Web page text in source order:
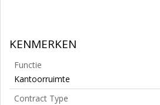
KENMERKEN
Functie
Kantoorruimte
Contract Type